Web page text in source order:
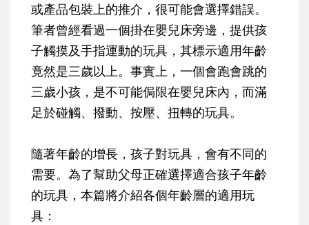
或產品包裝上的推介，很可能會選擇錯誤。
筆者曾經看過一個掛在嬰兒床旁邊，提供孩
子觸摸及手指運動的玩具，其標示適用年齡
竟然是三歲以上。事實上，一個會跑會跳的
三歲小孩，是不可能侷限在嬰兒床內，而滿
足於碰觸、撥動、按壓、扭轉的玩具。
隨著年齡的增長，孩子對玩具，會有不同的
需要。為了幫助父母正確選擇適合孩子年齡
的玩具，本篇將介紹各個年齡層的適用玩
具：